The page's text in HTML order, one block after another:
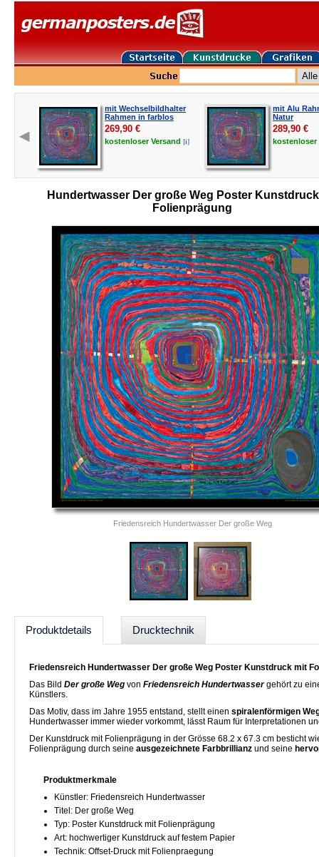
mit Wechselbildhalter
Rahmen in farblos
269,90 €
kostenloserVersand [i]
mit Alu
Natur
289,90 €
kostenloser
Hundertwasser Der große Weg Poster
Folienprägung
Friedensreich Hundertwasser Der große Weg
Produktdetails Drucktechnik
Friedensreich Hundertwasser Der große Weg Poster Kunstdruck mit
Das Bild Der große Weg von Friedensreich Hundertwassergehört zu
Künstlers.
Das Motiv, dass im Jahre 1955 entstand, stellt einen spiralenförmigen
Hundertwasser immer wieder vorkommt, lässt Raum für Interpretationen
Der Kunstdruck mit Folienprägung in der Grösse 68.2 x 67.3 cm besticht
Folienprägung durch seine ausgezeichnete Farbbrillianz und seine
Produktmerkmale
Künstler: Friedensreich Hundertwasser
Titel: Der große Weg
Typ: Poster Kunstdruck mit Folienprägung
Art: hochwertiger Kunstdruck auf festem Papier
Technik: Offset-Druck mit Folienpraegung